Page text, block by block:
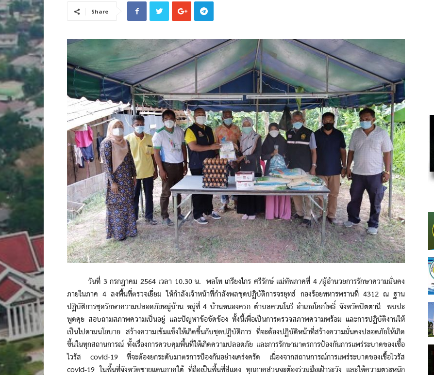
Share
วันที่ 3 กรกฎาคม 2564 เวลา 10.30 น. พลโท เกรียงไกร ศรีรักษ์ แม่ทัพภาคที่ 4 /ผู้อำนวยการรักษาความมั่นคง
ภายในภาค 4 ลงพื้นที่ตรวจเยี่ยม ให้กำลังเจ้าหน้าที่กำลังพลชุดปฏิบัติการจรยุทธ์ กองร้อยทหารพรานที่ 4312 ณ ฐาน
ปฏิบัติการชุดรักษาความปลอดภัยหมู่บ้าน หมู่ที่ 4 บ้านหนองครก ตำบลควนโนรี อำเภอโคกโพธิ์ จังหวัดปัตตานี พบปะ
พูดคุย สอบถามสภาพความเป็นอยู่ และปัญหาข้อขัดข้อง ทั้งนี้เพื่อเป็นการตรวจสภาพความพร้อม และการปฏิบัติงานให้
เป็นไปตามนโยบาย สร้างความเข้มแข็งให้เกิดขึ้นกับชุดปฏิบัติการ ที่จะต้องปฏิบัติหน้าที่สร้างความมั่นคงปลอดภัยให้เกิด
ขึ้นในทุกสถานการณ์ ทั้งเรื่องการควบคุมพื้นที่ให้เกิดความปลอดภัย และการรักษามาตรการป้องกันการแพร่ระบาดของเชื้อ
ไวรัส covid-19 ที่จะต้องยกระดับมาตรการป้องกันอย่างเคร่งครัด เนื่องจากสถานการณ์การแพร่ระบาดของเชื้อไวรัส
covid-19 ในพื้นที่จังหวัดชายแดนภาคใต้ ที่ถือเป็นพื้นที่สีแดง ทุกภาคส่วนจะต้องร่วมมือเฝ้าระวัง และให้ความตระหนัก